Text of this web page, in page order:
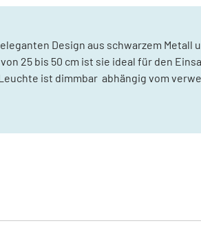
Design aus schwarzem
25 bis 50 cm ist sie ideal für den
ist dimmbar  abhängig vom